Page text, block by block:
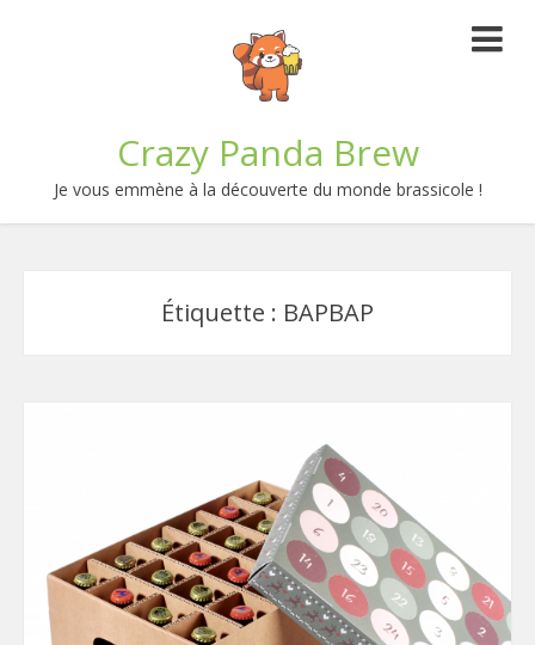
Crazy Panda Brew
Je vous emmène à la découverte du monde brassicole !
Étiquette : BAPBAP